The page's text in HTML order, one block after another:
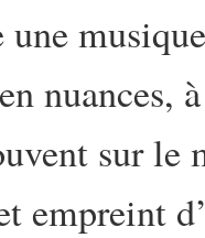
nuances,
sur le
empreint